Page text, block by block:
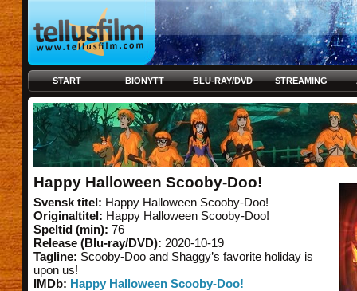
START BIONYTT BLU-RAY/DVD STREAMING
Happy Halloween Scooby-Doo!
Svensk titel: Happy Halloween Scooby-Doo!
Originaltitel: Happy Halloween Scooby-Doo!
Speltid (min): 76
Release (Blu-ray/DVD): 2020-10-19
Tagline: Scooby-Doo and Shaggy’s favorite holiday is
upon us!
IMDb: Happy Halloween Scooby-Doo!